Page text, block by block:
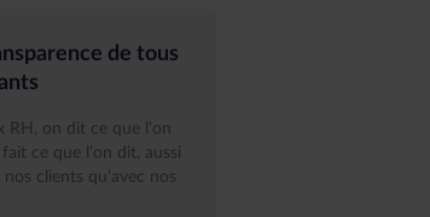
de tous
RH, on dit ce que l’on
ce que l’on dit, aussi
nos clients qu’avec nos